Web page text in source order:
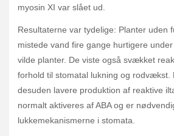
myosin XI var slået ud.
Resultaterne var tydelige: Planter uden
mistede vand fire gange hurtigere
vilde planter. De viste også svækket
forhold til stomatal lukning og rodvækst.
desuden lavere produktion af reaktive
normalt aktiveres af ABA og er
lukkemekanismerne i stomata.